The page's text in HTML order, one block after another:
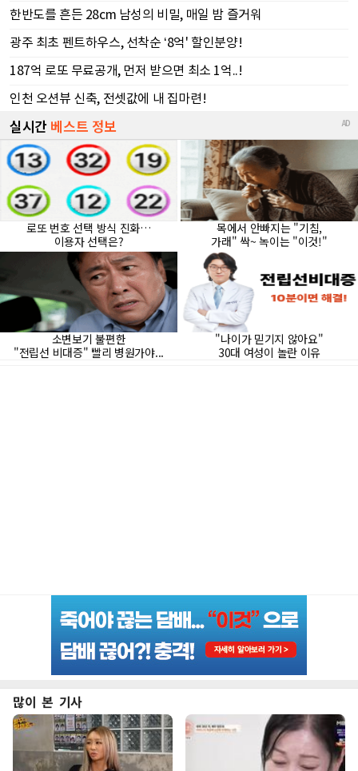
많이 본 기사